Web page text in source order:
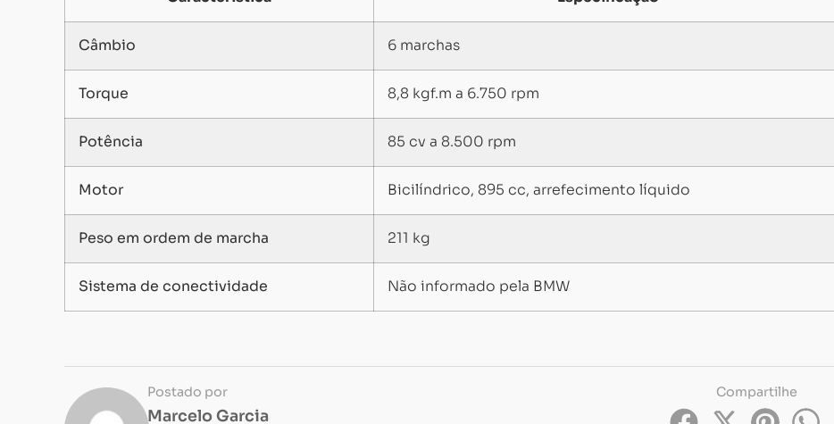
Câmbio 6 marchas
Torque 8,8 kgf.m a 6.750 rpm
Potência 85 cv a 8.500 rpm
Motor Bicilíndrico, 895 cc, arrefecimento líquido
Peso em ordem de marcha 211 kg
Sistema de conectividade Não informado pela BMW
Postado por
Marcelo Garcia
Compartilhe